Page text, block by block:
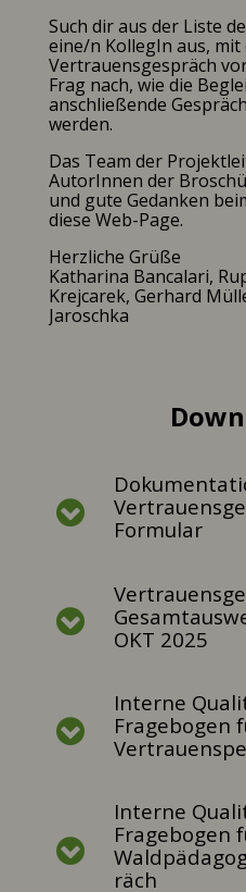
Such dir aus der Liste
eine/n KollegIn aus, mit
Vertrauensgespräch
Frag nach, wie die
anschließende
werden.
Das Team der
AutorInnen der
und gute Gedanken
diese Web-Page.
Herzliche Grüße
Katharina Bancalari,
Krejcarek, Gerhard
Jaroschka
Formular
OKT 2025
Interne
Fragebogen
Interne
Fragebogen
räch